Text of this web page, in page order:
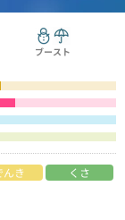
ブースト
んき
くさ